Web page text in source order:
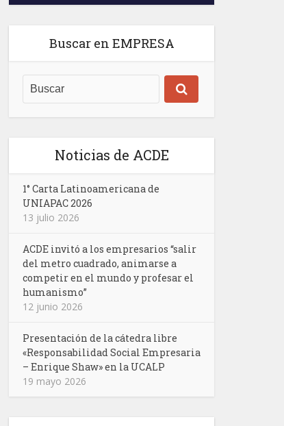
Buscar en EMPRESA
Noticias de ACDE
1° Carta Latinoamericana de
UNIAPAC 2026
13 julio 2026
ACDE invitó a los empresarios “salir
del metro cuadrado, animarse a
competir en el mundo y profesar el
humanismo”
12 junio 2026
Presentación de la cátedra libre
«Responsabilidad Social Empresaria
– Enrique Shaw» en la UCALP
19 mayo 2026